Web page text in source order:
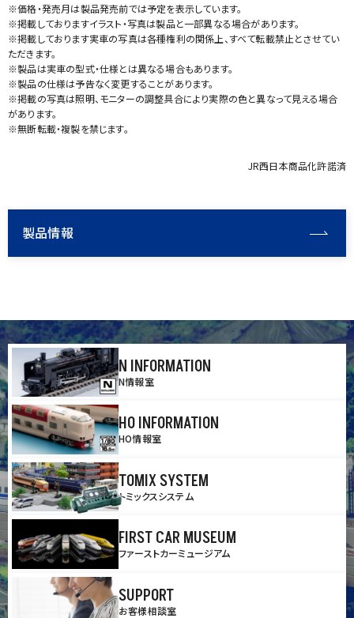
※価格・発売月は製品発売前では予定を表示しています。
※掲載しておりますイラスト・写真は製品と一部異なる場合があります。
※掲載しております実車の写真は各種権利の関係上、すべて転載禁止とさせてい
ただきます。
※製品は実車の型式・仕様とは異なる場合もあります。
※製品の仕様は予告なく変更することがあります。
※掲載の写真は照明、モニターの調整具合により実際の色と異なって見える場合
があります。
※無断転載・複製を禁じます。
JR西日本商品化許諾済
製品情報
N INFORMATION
N情報室
HO INFORMATION
HO情報室
TOMIX SYSTEM
トミックスシステム
FIRST CAR MUSEUM
ファーストカーミュージアム
SUPPORT
お客様相談室